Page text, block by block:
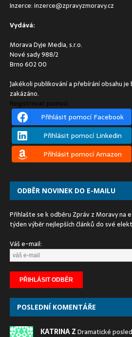
Inzerce:inzerce@zpravyzmoravy.cz
Vydává:
Morava Dyje Media, s.r.o.
Nové sady 988/2
Brno 602 00
Jakékoli publikování a přebírání obsahu je
zakázáno.
Registrovat pomocí
Přihlásit pomocí Facebook
Přihlásit pomocí Linkedin
Přihlásit pomocí Amazon
ODBĚR NOVINEK DO E-MAILU
Přihlašte se k odběru Zpráv z Moravy na
týden výběr nejlepších článků do své
Váš e-mail:
POSLEDNÍ KOMENTÁŘE
KATRINA ZDramatické